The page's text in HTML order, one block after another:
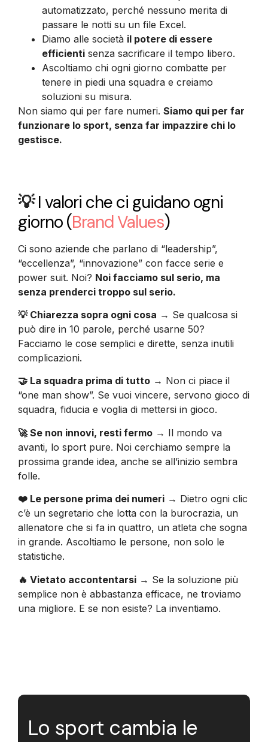
automatizzato, perché nessuno merita di
passare le notti su un file Excel.
Diamo alle società il potere di essere
efficienti senza sacrificare il tempo libero.
Ascoltiamo chi ogni giorno combatte per
tenere in piedi una squadra e creiamo
soluzioni su misura.
Non siamo qui per fare numeri. Siamo qui per far
funzionare lo sport, senza far impazzire chi lo
gestisce.
💡I valori che ci guidano ogni
giorno(Brand Values)
Ci sono aziende che parlano di “leadership”,
“eccellenza”, “innovazione” con facce serie e
power suit. Noi? Noi facciamo sul serio, ma
senza prenderci troppo sul serio.
💡 Chiarezza sopra ogni cosa → Se qualcosa si
può dire in 10 parole, perché usarne 50?
Facciamo le cose semplici e dirette, senza inutili
complicazioni.
🤝 La squadra prima di tutto → Non ci piace il
“one man show”. Se vuoi vincere, servono gioco di
squadra, fiducia e voglia di mettersi in gioco.
🚀 Se non innovi, resti fermo → Il mondo va
avanti, lo sport pure. Noi cerchiamo sempre la
prossima grande idea, anche se all’inizio sembra
folle.
❤️ Le persone prima dei numeri → Dietro ogni clic
c’è un segretario che lotta con la burocrazia, un
allenatore che si fa in quattro, un atleta che sogna
in grande. Ascoltiamo le persone, non solo le
statistiche.
🔥 Vietato accontentarsi → Se la soluzione più
semplice non è abbastanza efficace, ne troviamo
una migliore. E se non esiste? La inventiamo.
Lo sport cambia le